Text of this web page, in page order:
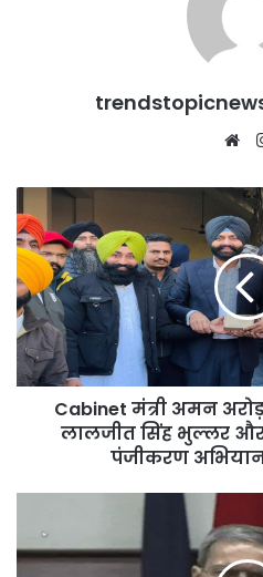
Cabinet
मंत्री
अमन
अरोड़ा,
लाल
चंद
कटारूचक,
लालजीत
सिंह
पंजीकरण
Cabinet मंत्री अमन
लालजीत सिंह भुल्लर और
पंजीकरण
वार: